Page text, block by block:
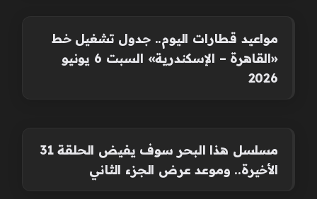
مواعيد قطارات اليوم.. جدول تشغيل خط
«القاهرة – الإسكندرية» السبت 6 يونيو
2026
مسلسل هذا البحر سوف يفيض الحلقة 31
الأخيرة.. وموعد عرض الجزء الثاني